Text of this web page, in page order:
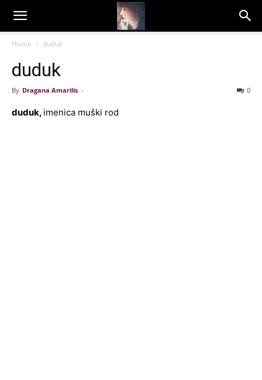
Dragana
Amarilis
Home duduk
duduk
By Dragana Amarilis - 0
duduk, imenica muški rod